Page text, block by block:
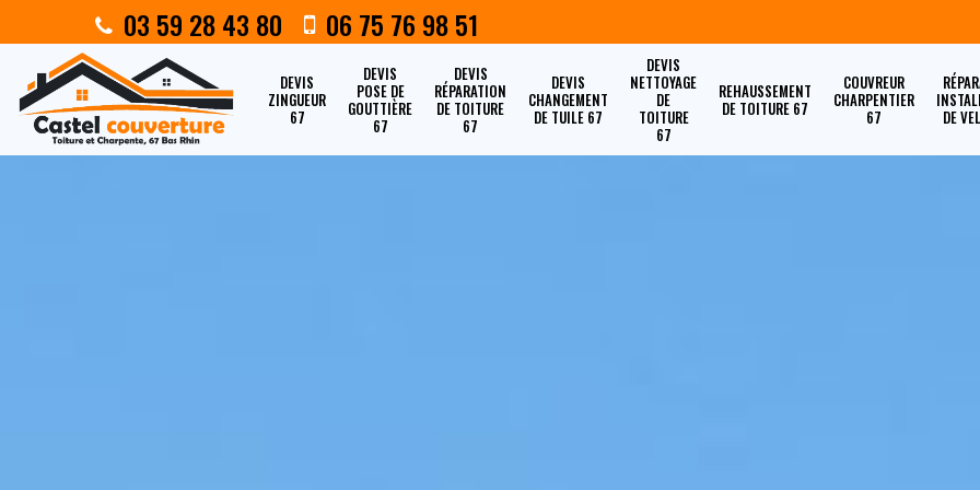
03 59 28 43 80 06 75 76 98 51
DEVIS
ZINGUEUR
67
DEVIS
POSE DE
GOUTTIÈRE
67
DEVIS
RÉPARATION
DE TOITURE
67
DEVIS
CHANGEMENT
DE TUILE 67
DEVIS
NETTOYAGE
DE
TOITURE
67
REHAUSSEMENT
DE TOITURE 67
COUVREUR
CHARPENTIER
67
DE